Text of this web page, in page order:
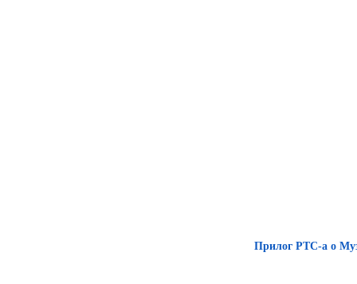
Прилог РТС-а о